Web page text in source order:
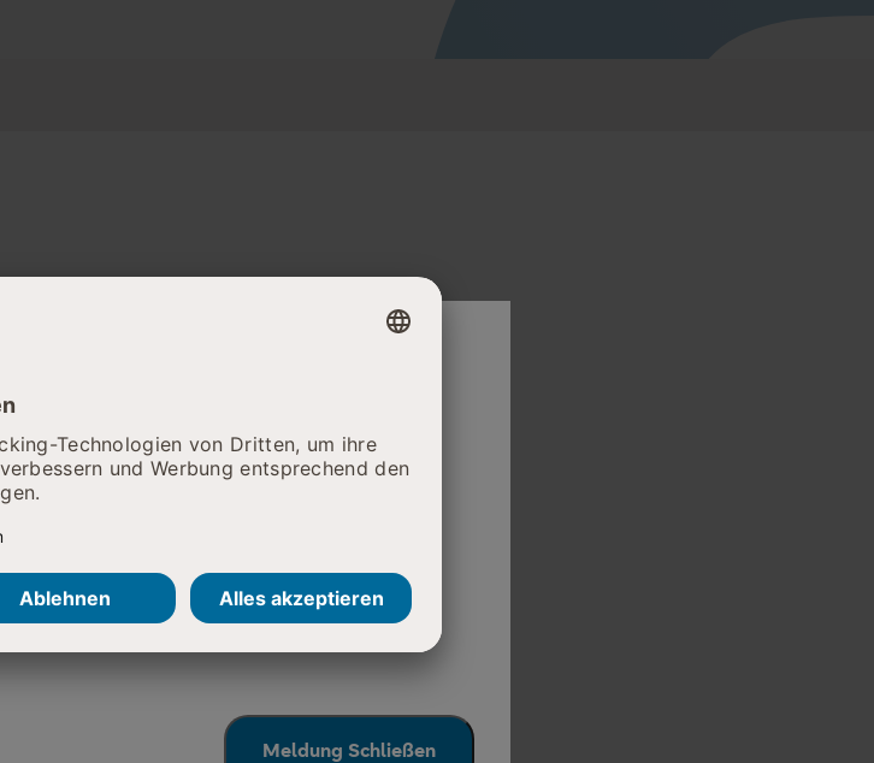
& Profis in den Bereichen Therapie,
Meldung Schließen
lädt
des
und
am Spiel
im